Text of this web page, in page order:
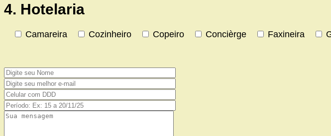
4. Hotelaria
Camareira Cozinheiro Copeiro Concièrge Faxineira